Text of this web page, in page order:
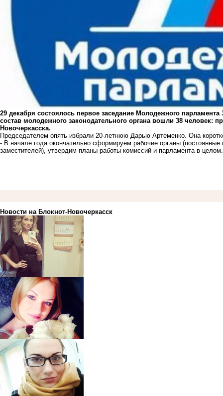
29 декабря состоялось первое заседание Молодежного
состав молодежного законодательного органа вошли 38 человек:
Новочеркасска.
Председателем опять избрали 20-летнюю Дарью Артеменко. Она
- В начале года окончательно сформируем рабочие органы
заместителей), утвердим планы работы комиссий и парламента в
Новости на Блoкнoт-Новочеркасск